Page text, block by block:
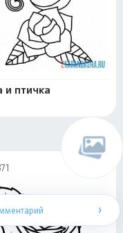
и птичка
›